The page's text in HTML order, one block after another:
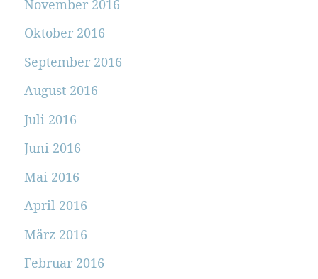
November 2016
Oktober 2016
September 2016
August 2016
Juli 2016
Juni 2016
Mai 2016
April 2016
März 2016
Februar 2016